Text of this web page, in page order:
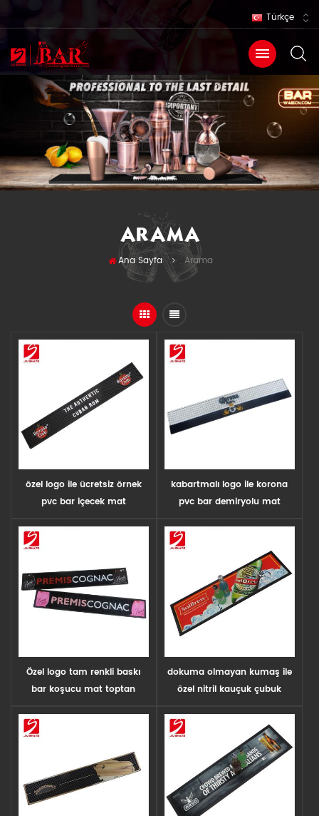
Türkçe
ARAMA
Ana Sayfa > Arama
özel logo ile ücretsiz örnek
pvc bar içecek mat
kabartmalı logo ile korona
pvc bar demiryolu mat
Özel logo tam renkli baskı
bar koşucu mat toptan
dokuma olmayan kumaş ile
özel nitril kauçuk çubuk